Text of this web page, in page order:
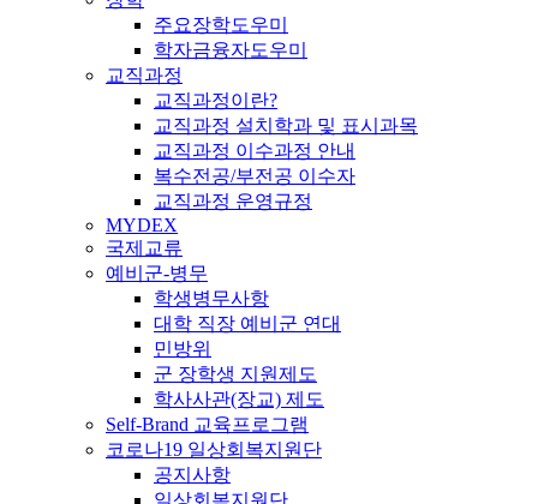
주요장학도우미
학자금융자도우미
교직과정
교직과정이란?
교직과정 설치학과 및 표시과목
교직과정 이수과정 안내
복수전공/부전공 이수자
교직과정 운영규정
MYDEX
국제교류
예비군-병무
학생병무사항
대학 직장 예비군 연대
민방위
군 장학생 지원제도
학사사관(장교) 제도
Self-Brand 교육프로그램
코로나19 일상회복지원단
공지사항
일상회복지원단